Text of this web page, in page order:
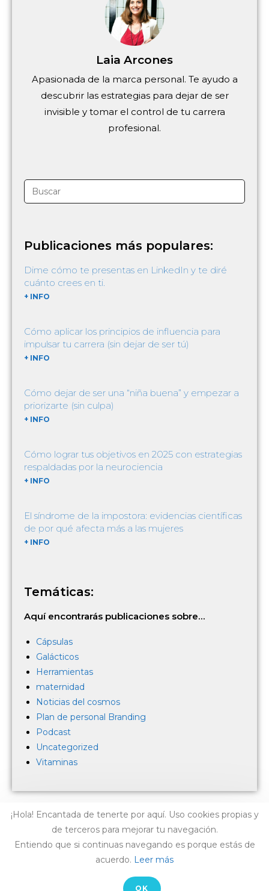
Laia Arcones
Apasionada de la marca personal. Te ayudo a
descubrir las estrategias para dejar de ser
invisible y tomar el control de tu carrera
profesional.
Publicaciones más populares:
Dime cómo te presentas en LinkedIn y te diré
cuánto crees en ti.
+ INFO
Cómo aplicar los principios de influencia para
impulsar tu carrera (sin dejar de ser tú)
+ INFO
Cómo dejar de ser una “niña buena” y empezar a
priorizarte (sin culpa)
+ INFO
Cómo lograr tus objetivos en 2025 con estrategias
respaldadas por la neurociencia
+ INFO
El síndrome de la impostora: evidencias científicas
de por qué afecta más a las mujeres
+ INFO
Temáticas:
Aquí encontrarás publicaciones sobre…
Cápsulas
Galácticos
Herramientas
maternidad
Noticias del cosmos
Plan de personal Branding
Podcast
Uncategorized
Vitaminas
AVISO LEGAL
CONTACTO
¡Hola! Encantada de tenerte por aquí. Uso cookies propias y
de terceros para mejorar tu navegación.
Entiendo que si continuas navegando es porque estás de
acuerdo. Leer más
OK